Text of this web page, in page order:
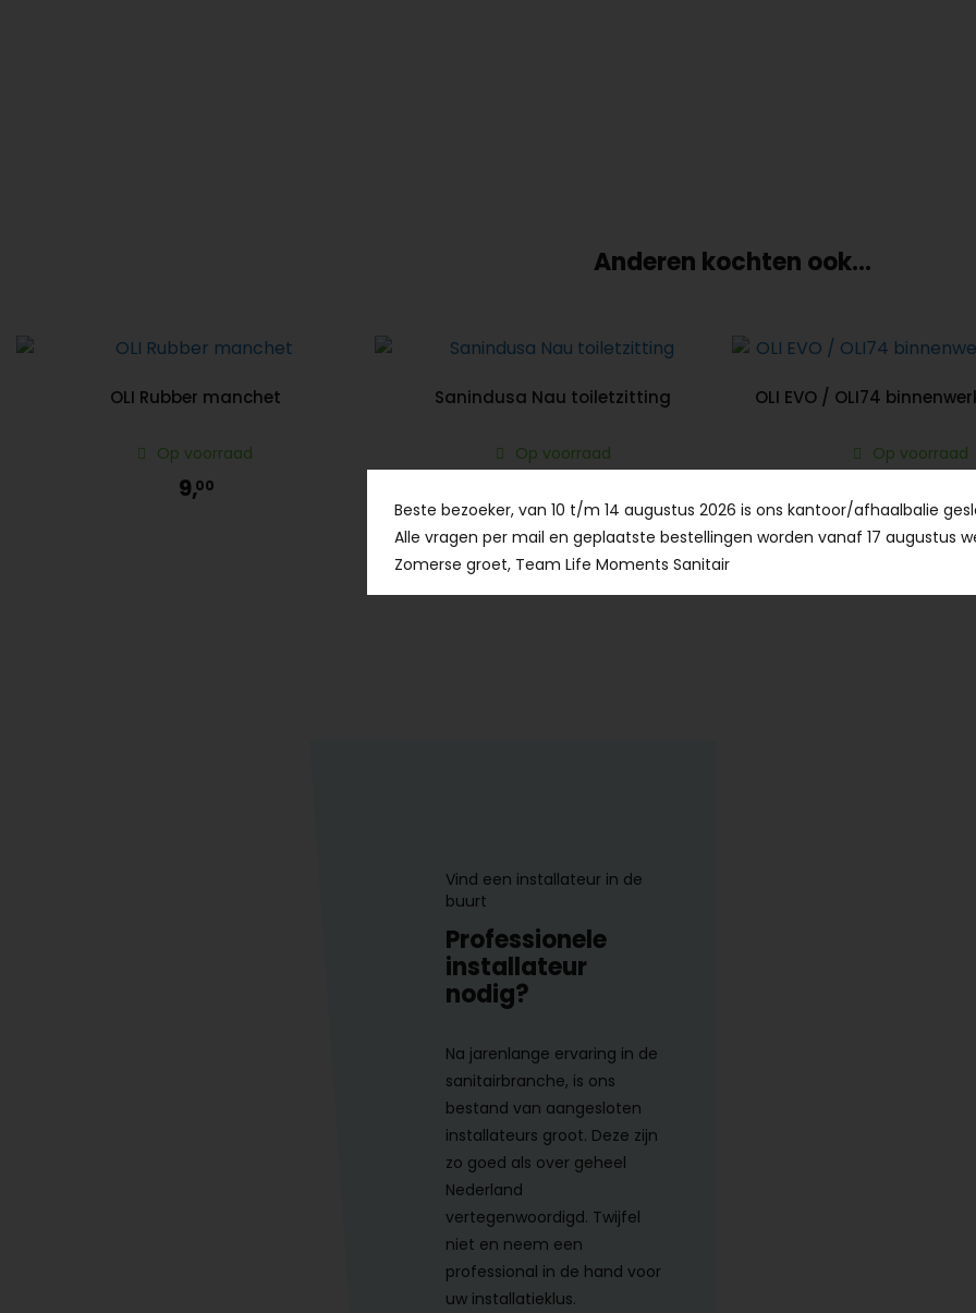
Anderen kochten ook...
OLI Rubber manchet
Op voorraad
9,00
Sanindusa Nau toiletzitting
Op voorraad
OLI EVO / OLI74
Op voorraad
Vind een installateur in de
buurt
Professionele
installateur
nodig?
Na jarenlange ervaring in de
sanitairbranche, is ons
bestand van aangesloten
installateurs groot. Deze zijn
zo goed als over geheel
Nederland
vertegenwoordigd. Twijfel
niet en neem een
professional in de hand voor
uw installatieklus.
Beste bezoeker, van 10 t/m 14 augustus 2026 is ons kantoor/afhaalbalie
Alle vragen per mail en geplaatste bestellingen worden vanaf 17 augustus
Zomerse groet, Team Life Moments Sanitair